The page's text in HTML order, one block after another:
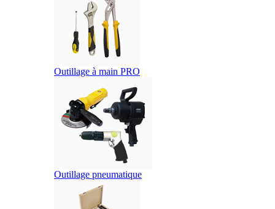
Outillage à main PRO
Outillage pneumatique